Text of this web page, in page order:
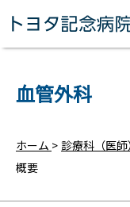
血管外科
ホーム > 診療科（医
概要